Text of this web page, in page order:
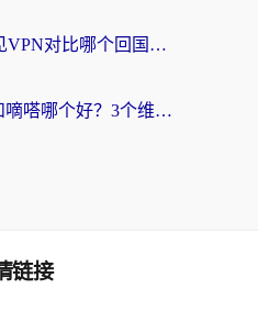
ChickCN VPN和洞见VPN对比哪个回国效果更好？海外党亲测3款加速器+避坑指南
海外党必看：斧牛和嘀嗒哪个好？3个维度教你选对回国加速器
链接